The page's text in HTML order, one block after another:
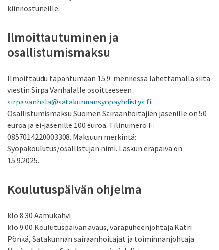
kiinnostuneille.
Ilmoittautuminen ja
osallistumismaksu
Ilmoittaudu tapahtumaan 15.9. mennessä lähettämällä siitä
viestin Sirpa Vanhalalle osoitteeseen
sirpa.vanhala@satakunnansyopayhdistys.fi.
Osallistumismaksu Suomen Sairaanhoitajien jäsenille on 50
euroa ja ei-jäsenille 100 euroa. Tilinumero FI
0857014220003308. Maksuun merkintä:
Syöpäkoulutus/osallistujan nimi. Laskun eräpäivä on
15.9.2025.
Koulutuspäivän ohjelma
klo 8.30 Aamukahvi
klo 9.00 Koulutuspäivän avaus, varapuheenjohtaja Katri
Pönkä, Satakunnan sairaanhoitajat ja toiminnanjohtaja